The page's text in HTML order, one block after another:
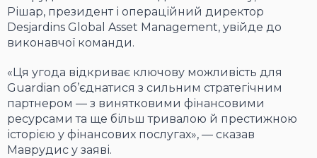
Рішар, президент і операційний директор
Desjardins Global Asset Management, увійде до
виконавчої команди.
«Ця угода відкриває ключову можливість для
Guardian об’єднатися з сильним стратегічним
партнером — з винятковими фінансовими
ресурсами та ще більш тривалою й престижною
історією у фінансових послугах», — сказав
Маврудис у заяві.